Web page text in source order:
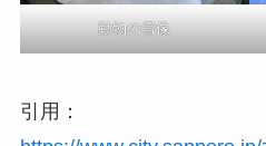
動物の雪像
引用：